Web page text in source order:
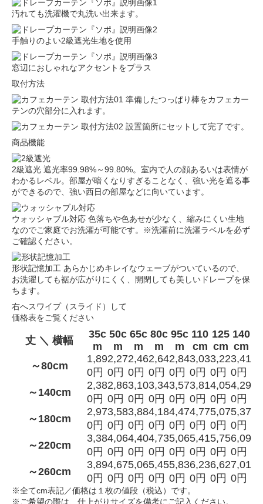
汚れても洗濯機で丸洗い出来ます。
手触りのよい2級遮光生地を使用
窓辺におしゃれなアクセントをプラス
取付方法
準備したつっぱり棒をカフェカー
テンの穴部分に入れます。
設置箇所にセットして完了です。
商品機能
2級遮光 遮光率99.98%～99.80%。室内で人の顔あるいは表情が
わかるレベル。部屋が暗くなりすぎることなく、強い光を遮る事
ができるので、強い西日の部屋などに向いています。
ウォッシャブル対応 色落ちや色あせが少なく、縮みにくい生地
なのでご家庭でお洗濯が可能です。※洗濯前に洗濯ラベルを必ず
ご確認ください。
形状記憶加工 あらかじめキレイなウェーブがついているので、
お洗濯しても裾が広がりにくく、開閉しても美しいドレープを保
ちます。
右へスワイプ（スライド）して
価格表をご覧ください
丈 ＼ 横幅
35c
m
50c
m
65c
m
80c
m
95c
m
110
cm
125
cm
140
cm
～80cm
1,89
0円
2,27
0円
2,46
0円
2,64
0円
2,84
0円
3,03
0円
3,22
0円
3,41
0円
～140cm
2,38
0円
2,86
0円
3,10
0円
3,34
0円
3,57
0円
3,81
0円
4,05
0円
4,29
0円
～180cm
2,97
0円
3,58
0円
3,88
0円
4,18
0円
4,47
0円
4,77
0円
5,07
0円
5,37
0円
～220cm
3,38
0円
4,06
0円
4,40
0円
4,73
0円
5,06
0円
5,41
0円
5,75
0円
6,09
0円
～260cm
3,89
0円
4,67
0円
5,06
0円
5,45
0円
5,83
0円
6,23
0円
6,62
0円
7,01
0円
※全てcm表記／価格は１枚の値段（税込）です。
※ご希望の際は、仕上がりサイズを備考にご記入ください。